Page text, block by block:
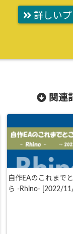
詳しいプ
関連
自作EAのこれまで
ら -Rhino- [2022/